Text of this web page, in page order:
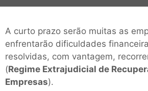
A curto prazo serão muitas as
enfrentarão dificuldades
resolvidas, com vantagem,
(Regime Extrajudicial de
Empresas).